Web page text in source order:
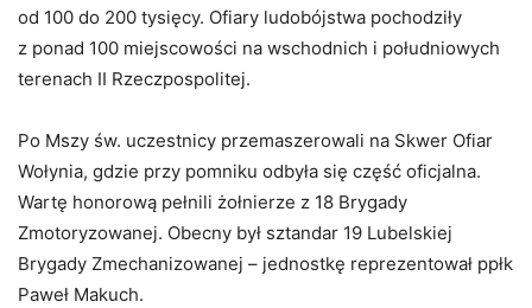
od 100 do 200 tysięcy. Ofiary ludobójstwa pochodziły
z ponad 100 miejscowości na wschodnich i południowych
terenach II Rzeczpospolitej.
Po Mszy św. uczestnicy przemaszerowali na Skwer Ofiar
Wołynia, gdzie przy pomniku odbyła się część oficjalna.
Wartę honorową pełnili żołnierze z 18 Brygady
Zmotoryzowanej. Obecny był sztandar 19 Lubelskiej
Brygady Zmechanizowanej – jednostkę reprezentował ppłk
Paweł Makuch.